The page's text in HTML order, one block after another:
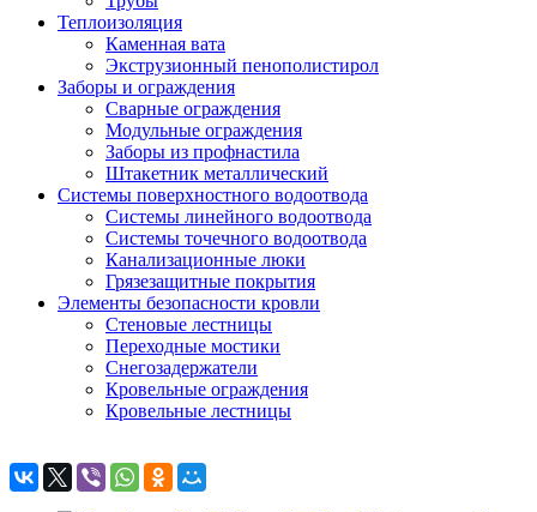
Теплоизоляция
Каменная вата
Экструзионный пенополистирол
Заборы и ограждения
Сварные ограждения
Модульные ограждения
Заборы из профнастила
Штакетник металлический
Системы поверхностного водоотвода
Системы линейного водоотвода
Системы точечного водоотвода
Канализационные люки
Грязезащитные покрытия
Элементы безопасности кровли
Стеновые лестницы
Переходные мостики
Снегозадержатели
Кровельные ограждения
Кровельные лестницы